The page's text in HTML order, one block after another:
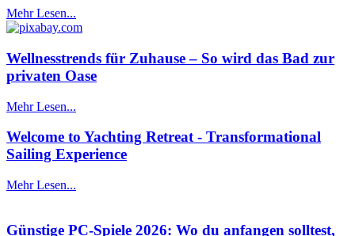
Mehr Lesen...
Wellnesstrends für Zuhause – So wird das Bad zur
privaten Oase
Mehr Lesen...
Welcome to Yachting Retreat - Transformational
Sailing Experience
Mehr Lesen...
Günstige PC-Spiele 2026: Wo du anfangen solltest,